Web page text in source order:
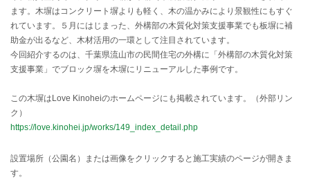
ます。木塀はコンクリート塀よりも軽く、木の温かみにより景観性にもすぐ
れています。５月にはじまった、外構部の木質化対策支援事業でも板塀に補
助金が出るなど、木材活用の一環として注目されています。
今回紹介するのは、 千葉県流山市の民間住宅の外構に「外構部の木質化対策
支援事業」でブロック塀を木塀にリニューアルした事例です。
この木塀はLove Kinoheiのホームページにも掲載されています。（外部リン
ク）
https://love.kinohei.jp/works/149_index_detail.php
設置場所（公園名）または画像をクリックすると施工実績のページが開きま
す。